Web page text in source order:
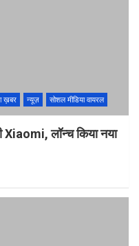
ख़बर न्यूज़ सोशल मीडिया वायरल
Xiaomi, लॉन्च किया नया